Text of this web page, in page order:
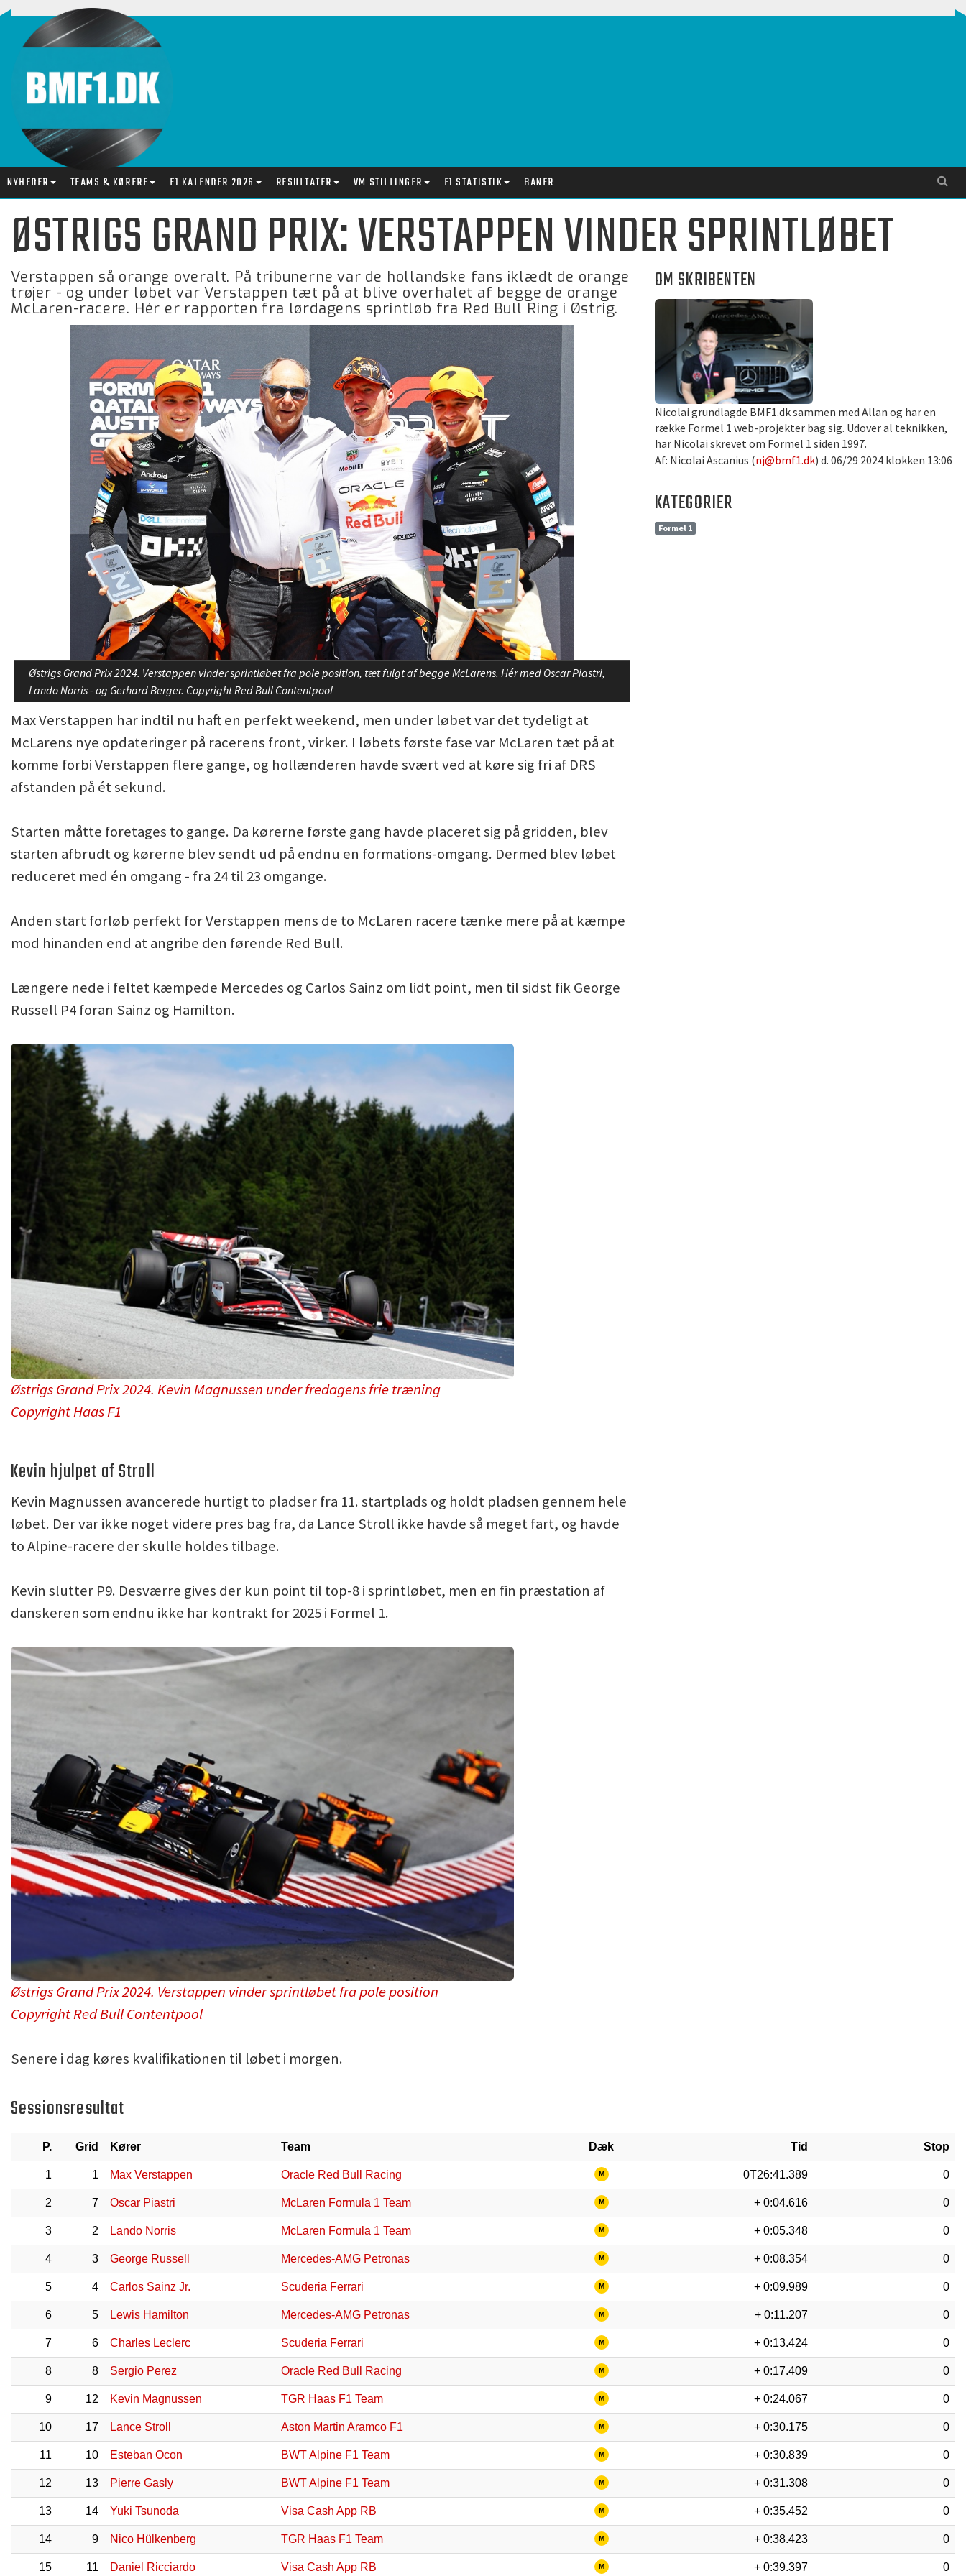
NYHEDER TEAMS & KØRERE F1 KALENDER 2026 RESULTATER VM STILLINGER F1 STATISTIK BANER
ØSTRIGS GRAND PRIX: VERSTAPPEN VINDER SPRINTLØBET
Verstappen så orange overalt. På tribunerne var de hollandske fans iklædt de orange
trøjer - og under løbet var Verstappen tæt på at blive overhalet af begge de orange
McLaren-racere. Hér er rapporten fra lørdagens sprintløb fra Red Bull Ring i Østrig.
Østrigs Grand Prix 2024. Verstappen vinder sprintløbet fra pole position, tæt fulgt af begge McLarens. Hér med Oscar Piastri,
Lando Norris - og Gerhard Berger. Copyright Red Bull Contentpool
OM SKRIBENTEN
Nicolai grundlagde BMF1.dk sammen med Allan og har en
række Formel 1 web-projekter bag sig. Udover al teknikken,
har Nicolai skrevet om Formel 1 siden 1997.
Af: Nicolai Ascanius (nj@bmf1.dk) d. 06/29 2024 klokken 13:06
KATEGORIER
Formel 1
Max Verstappen har indtil nu haft en perfekt weekend, men under løbet var det tydeligt at
McLarens nye opdateringer på racerens front, virker. I løbets første fase var McLaren tæt på at
komme forbi Verstappen flere gange, og hollænderen havde svært ved at køre sig fri af DRS
afstanden på ét sekund.
Starten måtte foretages to gange. Da kørerne første gang havde placeret sig på gridden, blev
starten afbrudt og kørerne blev sendt ud på endnu en formations-omgang. Dermed blev løbet
reduceret med én omgang - fra 24 til 23 omgange.
Anden start forløb perfekt for Verstappen mens de to McLaren racere tænke mere på at kæmpe
mod hinanden end at angribe den førende Red Bull.
Længere nede i feltet kæmpede Mercedes og Carlos Sainz om lidt point, men til sidst fik George
Russell P4 foran Sainz og Hamilton.
Østrigs Grand Prix 2024. Kevin Magnussen under fredagens frie træning
Copyright Haas F1
Kevin hjulpet af Stroll
Kevin Magnussen avancerede hurtigt to pladser fra 11. startplads og holdt pladsen gennem hele
løbet. Der var ikke noget videre pres bag fra, da Lance Stroll ikke havde så meget fart, og havde
to Alpine-racere der skulle holdes tilbage.
Kevin slutter P9. Desværre gives der kun point til top-8 i sprintløbet, men en fin præstation af
danskeren som endnu ikke har kontrakt for 2025 i Formel 1.
Østrigs Grand Prix 2024. Verstappen vinder sprintløbet fra pole position
Copyright Red Bull Contentpool
Senere i dag køres kvalifikationen til løbet i morgen.
Sessionsresultat
P. Grid Kører Team Dæk Tid Stop
1 1 Max Verstappen Oracle Red Bull Racing M 0T26:41.389 0
2 7 Oscar Piastri McLaren Formula 1 Team M + 0:04.616 0
3 2 Lando Norris McLaren Formula 1 Team M + 0:05.348 0
4 3 George Russell Mercedes-AMG Petronas M + 0:08.354 0
5 4 Carlos Sainz Jr. Scuderia Ferrari M + 0:09.989 0
6 5 Lewis Hamilton Mercedes-AMG Petronas M + 0:11.207 0
7 6 Charles Leclerc Scuderia Ferrari M + 0:13.424 0
8 8 Sergio Perez Oracle Red Bull Racing M + 0:17.409 0
9 12 Kevin Magnussen TGR Haas F1 Team M + 0:24.067 0
10 17 Lance Stroll Aston Martin Aramco F1 M + 0:30.175 0
11 10 Esteban Ocon BWT Alpine F1 Team M + 0:30.839 0
12 13 Pierre Gasly BWT Alpine F1 Team M + 0:31.308 0
13 14 Yuki Tsunoda Visa Cash App RB M + 0:35.452 0
14 9 Nico Hülkenberg TGR Haas F1 Team M + 0:38.423 0
15 11 Daniel Ricciardo Visa Cash App RB M + 0:39.397 0